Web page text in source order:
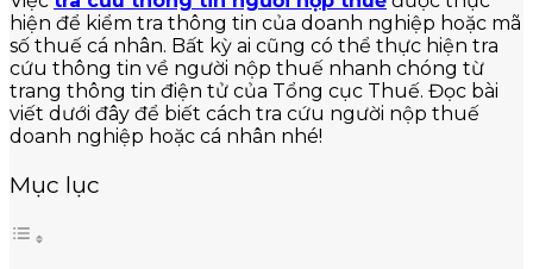
hiện để kiểm tra thông tin của doanh nghiệp hoặc mã
số thuế cá nhân. Bất kỳ ai cũng có thể thực hiện tra
cứu thông tin về người nộp thuế nhanh chóng từ
trang thông tin điện tử của Tổng cục Thuế. Đọc bài
viết dưới đây để biết cách tra cứu người nộp thuế
doanh nghiệp hoặc cá nhân nhé!
Mục lục